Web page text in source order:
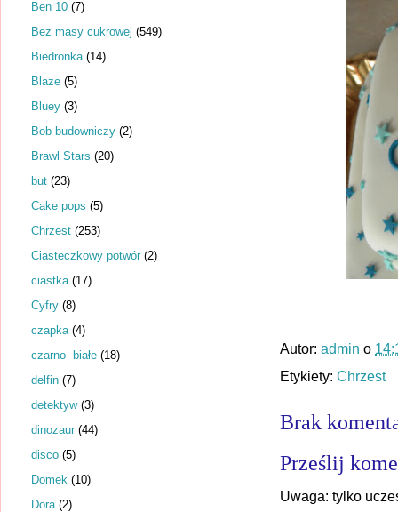
Autor: admin o
Etykiety: Chrzest
Brak
Prześlij
Uwaga: tylko
Ben 10 (7)
Bez masy cukrowej (549)
Biedronka (14)
Blaze (5)
Bluey (3)
Bob budowniczy (2)
Brawl Stars (20)
but (23)
Cake pops (5)
Chrzest (253)
Ciasteczkowy potwór (2)
ciastka (17)
Cyfry (8)
czapka (4)
czarno- białe (18)
delfin (7)
detektyw (3)
dinozaur (44)
disco (5)
Domek (10)
Dora (2)